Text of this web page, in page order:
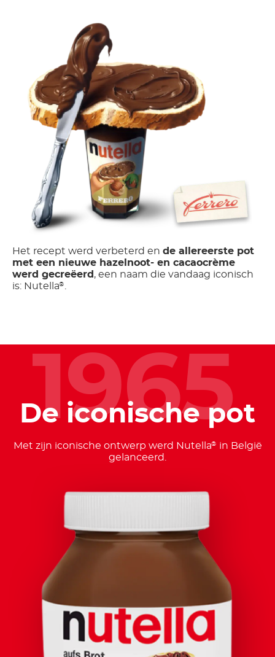
Het recept werd verbeterd en de allereerste pot
met een nieuwe hazelnoot- en cacaocrème
werd gecreëerd , een naam die vandaag iconisch
is: Nutella®
1965
De iconische pot
Met zijn iconische ontwerp werd Nutella®
in België
gelanceerd.